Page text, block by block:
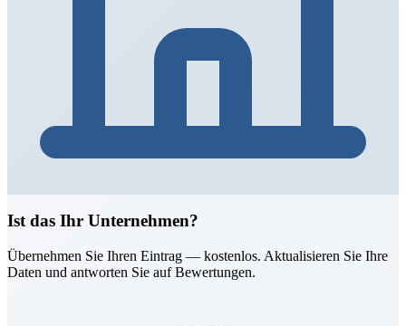
Ist das Ihr Unternehmen?
Übernehmen Sie Ihren Eintrag — kostenlos. Aktualisieren Sie Ihre
Daten und antworten Sie auf Bewertungen.